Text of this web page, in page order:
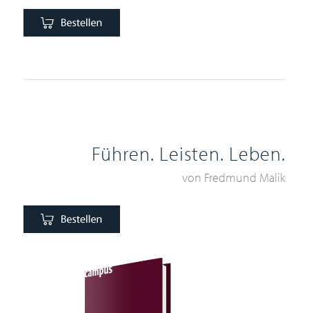
Führen. Leisten. Leben.
von Fredmund Malik